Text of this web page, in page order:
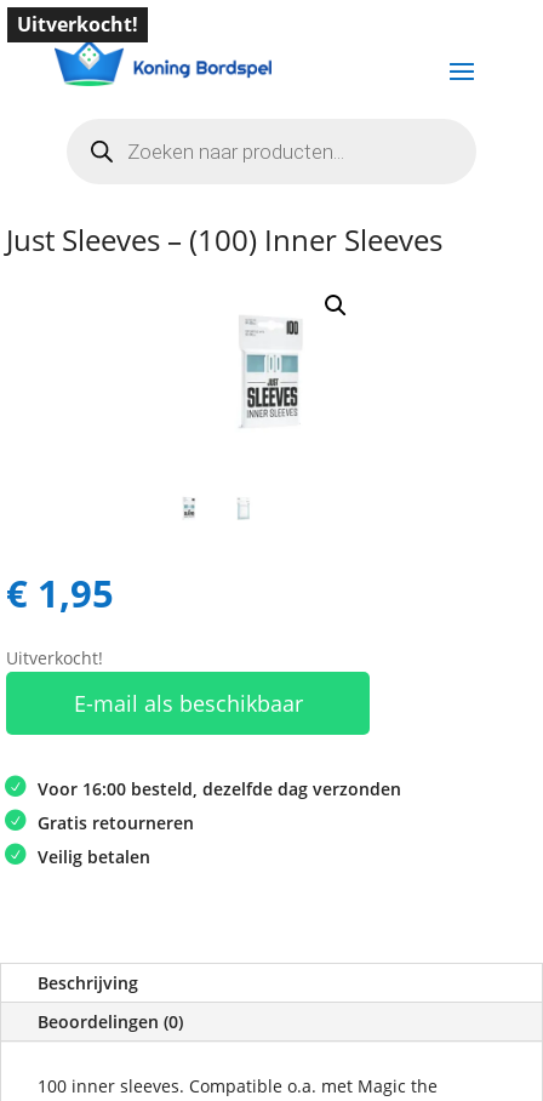
zoeken
Uitverkocht!
Just Sleeves – (100) Inner Sleeves
€ 1,95
Uitverkocht!
E-mail als beschikbaar
Voor 16:00 besteld, dezelfde dag verzonden
Gratis retourneren
Veilig betalen
Beschrijving
Beoordelingen (0)
100 inner sleeves. Compatible o.a. met Magic the